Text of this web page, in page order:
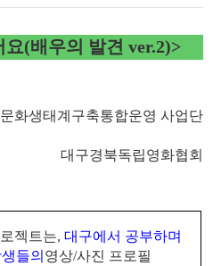
요(배우의 발견 ver.2)>
화생태계구축통합운영 사업단
대구경북독립영화협회
젝트는, 대구에서 공부하며
들의 영상/사진 프로필